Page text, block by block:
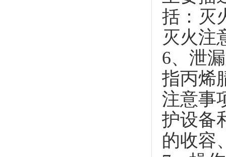
括：灭
灭火注
6、泄
指丙烯
注意事
护设备
的收容